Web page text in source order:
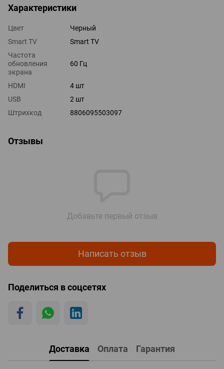
Характеристики
Цвет
Черный
Smart TV
Smart TV
Частота
обновления
экрана
60 Гц
HDMI
4 шт
USB
2 шт
Штрихкод
8806095503097
Отзывы
Добавьте первый отзыв
Написать отзыв
Поделиться в соцсетях
Доставка Оплата Гарантия